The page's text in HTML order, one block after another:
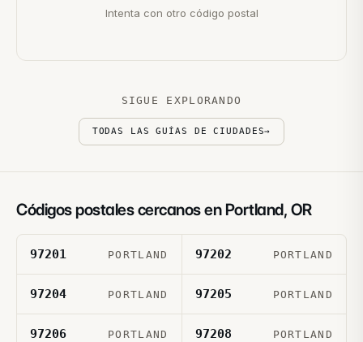
Intenta con otro código postal
SIGUE EXPLORANDO
TODAS LAS GUÍAS DE CIUDADES→
Códigos postales cercanos en Portland, OR
97201 PORTLAND 97202 PORTLAND
97204 PORTLAND 97205 PORTLAND
97206 PORTLAND 97208 PORTLAND